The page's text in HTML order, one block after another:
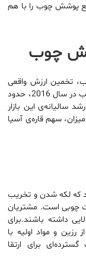
پوشش چوب را با هم
چوب
تخمین ارزش واقعی
آن را سخت می‌کند. حجم جهانی بازار پوشش‌های چوب در سال 2016، حدود
سالیانه‌ی این بازار
میزان، سهم قاره‌ی آسیا
که لکه شدن و تخریب
چوبی است. مشتریان
داشته باشند.برای
رزین‌ و مواد اولیه با
برای ارتقا